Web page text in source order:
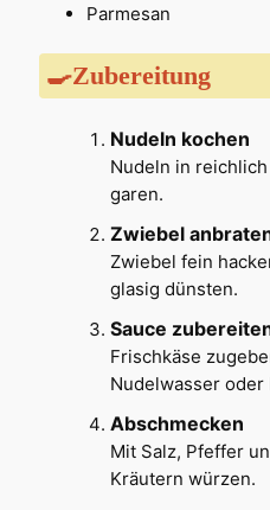
Parmesan
🍳Zubereitung
Nudeln kochen
Nudeln in
garen.
Zwiebel
Zwiebel fein
glasig dünsten.
Sauce
Frischkäse
Nudelwasser
Abschmecken
Mit Salz, Pfeffer
Kräutern würzen.